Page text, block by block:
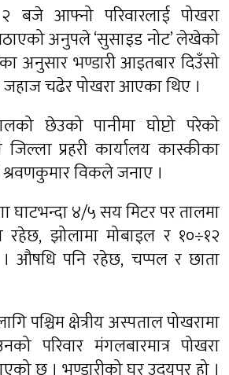
बजे आफ्नो परिवारलाई पोखरा
अनुपले ‘सुसाइड नोट’ लेखेको
अनुसार भण्डारी आइतबार दिउँसो
जहाज चढेर पोखरा आएका थिए ।
छेउको पानीमा घोप्टो परेको
प्रहरी कार्यालय कास्कीका
श्रवणकुमार विकले जनाए ।
घाटभन्दा ४/५ सय मिटर पर तालमा
झोलामा मोबाइल र १०÷१२
औषधि पनि रहेछ, चप्पल र छाता
पश्चिम क्षेत्रीय अस्पताल पोखरामा
परिवार मंगलबारमात्र पोखरा